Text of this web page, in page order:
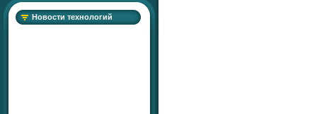
Новости технологий